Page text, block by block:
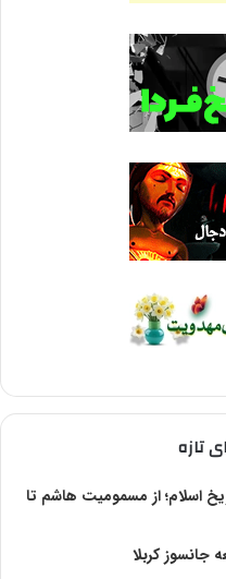
تازه
اسلام؛ از مسمومیت هاشم تا
جانسوز کربلا